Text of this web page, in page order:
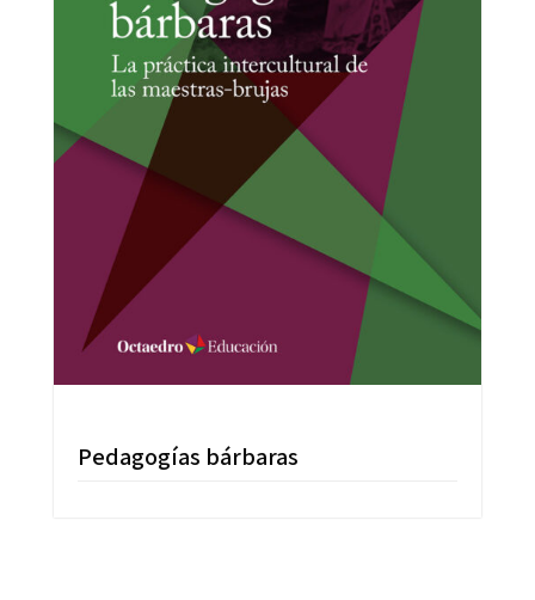
Pedagogías bárbaras